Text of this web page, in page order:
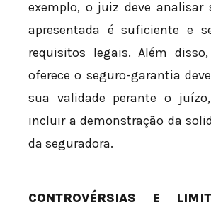
exemplo, o juiz deve analisar
apresentada é suficiente e
requisitos legais. Além
oferece o seguro-garantia
sua validade perante o
incluir a demonstração da
da seguradora.
CONTROVÉRSIAS E